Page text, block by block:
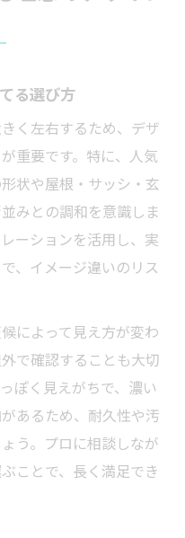
装色組み合わせ術
で印象を一新する方
ンス良い配色術
実現する色選定の秘
防ぐ組み合わせの考
レーション活用のポ
の魅力と選び方
で叶うおしゃれな家
で選ぶトレンドカラ
びとその魅力解説
グから学ぶ選び方
る選び方
く左右するため、デザ
重要です。特に、人気
状や屋根・サッシ・玄
みとの調和を意識しま
ーションを活用し、実
、イメージ違いのリス
によって見え方が変わ
で確認することも大切
ぽく見えがちで、濃い
あるため、耐久性や汚
う。プロに相談しなが
ことで、長く満足でき